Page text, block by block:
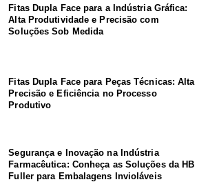
Fitas Dupla Face para a Indústria Gráfica:
Alta Produtividade e Precisão com
Soluções Sob Medida
Fitas Dupla Face para Peças Técnicas: Alta
Precisão e Eficiência no Processo
Produtivo
Segurança e Inovação na Indústria
Farmacêutica: Conheça as Soluções da HB
Fuller para Embalagens Invioláveis